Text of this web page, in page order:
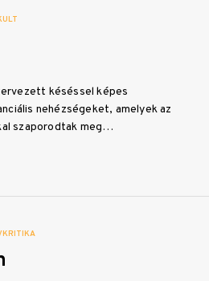
késéssel képes
nehézségeket, amelyek az
szaporodtak meg…